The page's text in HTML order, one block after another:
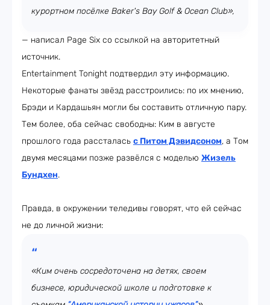
курортном посёлке Baker's Bay Golf & Ocean Club»,
— написал Page Six со ссылкой на авторитетный
источник.
Entertainment Tonight подтвердил эту информацию.
Некоторые фанаты звёзд расстроились: по их мнению,
Брэди и Кардашьян могли бы составить отличную пару.
Тем более, оба сейчас свободны: Ким в августе
прошлого года рассталась с Питом Дэвидсоном, а Том
двумя месяцами позже развёлся с моделью Жизель
Бундхен.
Правда, в окружении теледивы говорят, что ей сейчас
не до личной жизни:
«Ким очень сосредоточена на детях, своем
бизнесе, юридической школе и подготовке к